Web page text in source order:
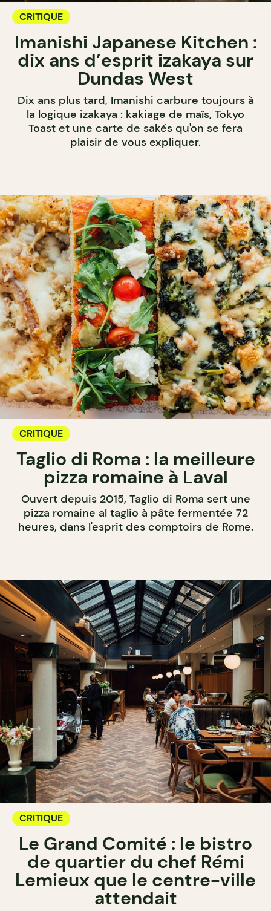
CRITIQUE
Imanishi Japanese Kitchen :
dix ans d’esprit izakaya sur
Dundas West
Dix ans plus tard, Imanishi carbure toujours à
la logique izakaya : kakiage de maïs, Tokyo
Toast et une carte de sakés qu'on se fera
plaisir de vous expliquer.
CRITIQUE
Taglio di Roma : la meilleure
pizza romaine à Laval
Ouvert depuis 2015, Taglio di Roma sert une
pizza romaine al taglio à pâte fermentée 72
heures, dans l'esprit des comptoirs de Rome.
CRITIQUE
Le Grand Comité : le bistro
de quartier du chef Rémi
Lemieux que le centre-ville
attendait